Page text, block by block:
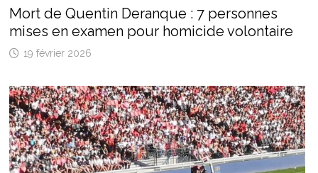
Mort de Quentin Deranque : 7 personnes
mises en examen pour homicide volontaire
19 février 2026